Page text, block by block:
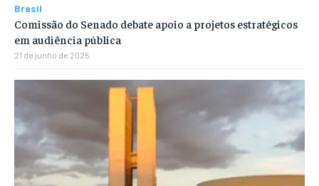
Brasil
Comissão do Senado debate apoio a projetos estratégicos
em audiência pública
21 de junho de 2025